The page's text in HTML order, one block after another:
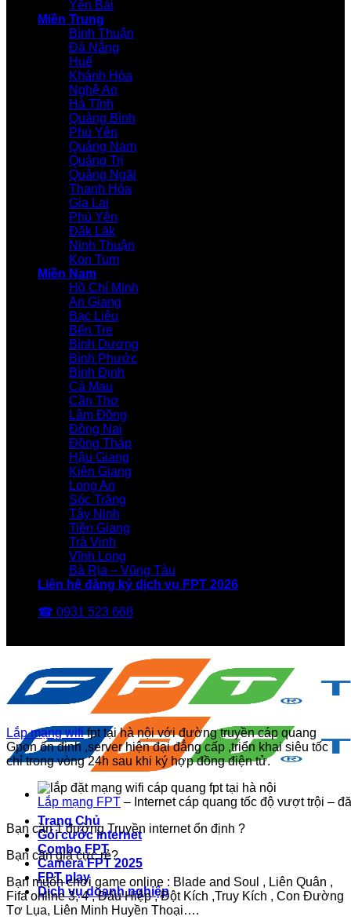
Yên Bái
Miền Trung
Bình Thuận
Đà Nẵng
Huế
Khánh Hòa
Nghệ An
Hà Tĩnh
Quảng Bình
Phú Yên
Quảng Nam
Quảng Trị
Quảng Ngãi
Thanh Hóa
Gia Lai
Phú Yên
Đăk Lăk
Ninh Thuận
Kon Tum
Miền Nam
Hồ Chí Minh
An Giang
Bạc Liêu
Bến Tre
Bình Dương
Bình Phước
Bình Định
Cà Mau
Cần Thơ
Lâm Đồng
Đồng Nai
Đồng Tháp
Hậu Giang
Kiên Giang
Long An
Sóc Trăng
Tây Ninh
Tiền Giang
Trà Vinh
Vĩnh Long
Bà Rịa – Vũng Tàu
Liên hệ đăng ký dịch vụ FPT 2026
☎ 0931 523 668
Trang Chủ
Gói cước internet
Combo FPT
Camera FPT 2025
FPT play
Dịch vụ doanh nghiệp
Lắp mạng wififpt tại hà nội với đường truyền cáp quang
Gpon ổn định ,server hiện đại đẳng cấp ,triển khai siêu tốc
chỉ trong vòng 24h sau khi ký hợp đồng điện tử.
Lắp mạng FPT – Internet cáp quang tốc độ vượt trội –
Bạn cần 1 đường Truyền internet ổn định ?
Bạn cần giá cực rẻ?
Bạn muốn chơi game online : Blade and Soul , Liên Quân ,
Fifa online 3, 4 , Đấu Hiệp , Đột Kích ,Truy Kích , Con Đường
Tơ Lụa, Liên Minh Huyền Thoại….